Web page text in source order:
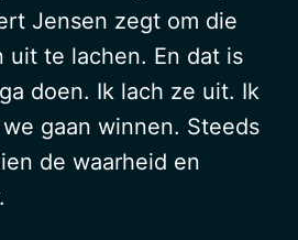
Jensen zegt om die
uit te lachen. En dat is
doen. Ik lach ze uit. Ik
gaan winnen. Steeds
de waarheid en